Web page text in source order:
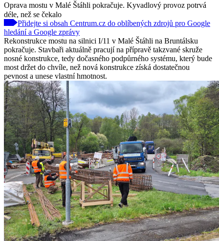
Oprava mostu v Malé Štáhli pokračuje. Kyvadlový provoz potrvá
déle, než se čekalo
Přidejte si obsah Centrum.cz do oblíbených zdrojů pro Google
hledání a Google zprávy
Rekonstrukce mostu na silnici I/11 v Malé Štáhli na Bruntálsku
pokračuje. Stavbaři aktuálně pracují na přípravě takzvané skruže
nosné konstrukce, tedy dočasného podpůrného systému, který bude
most držet do chvíle, než nová konstrukce získá dostatečnou
pevnost a unese vlastní hmotnost.